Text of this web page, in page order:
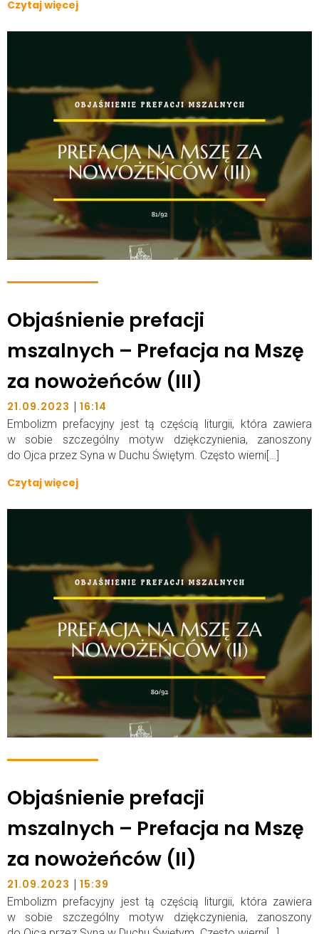
Czytaj więcej
Objaśnienie prefacji
mszalnych – Prefacja na Mszę
za nowożeńców (III)
21.09.2023 | 16:14
Embolizm prefacyjny jest tą częścią liturgii, która zawiera
w sobie szczególny motyw dziękczynienia, zanoszony
do Ojca przez Syna w Duchu Świętym. Często wierni[…]
Czytaj więcej
Objaśnienie prefacji
mszalnych – Prefacja na Mszę
za nowożeńców (II)
21.09.2023 | 15:39
Embolizm prefacyjny jest tą częścią liturgii, która zawiera
w sobie szczególny motyw dziękczynienia, zanoszony